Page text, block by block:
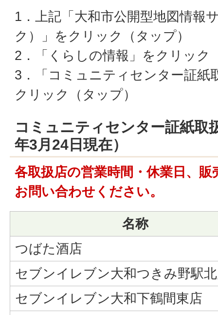
1．上記「大和市公開型地図情報
ク）」をクリック（タップ）
2．「くらしの情報」をクリック
3．「コミュニティセンター証紙
クリック（タップ）
コミュニティセンター証紙取
年3月24日現在）
各取扱店の営業時間・休業日、
お問い合わせください。
名称
つばた酒店
セブンイレブン大和つきみ野駅
セブンイレブン大和下鶴間東店